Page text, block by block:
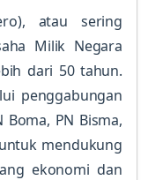
atau sering
Milik Negara
dari 50 tahun.
penggabungan
PN Bisma,
mendukung
ekonomi dan